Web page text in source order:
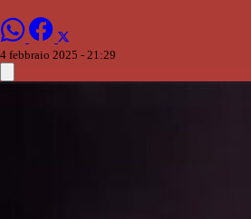
4 febbraio 2025 - 21:29